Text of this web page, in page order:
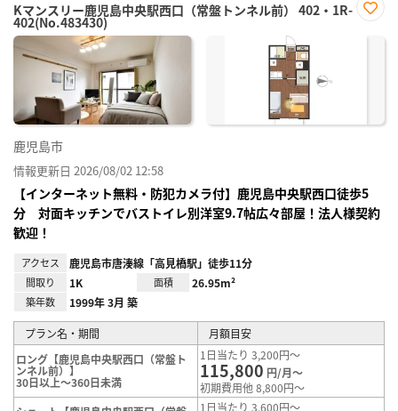
Kマンスリー鹿児島中央駅西口（常盤トンネル前） 402・1R-
402(No.483430)
に入
鹿児島市
情報更新日 2026/08/02 12:58
【インターネット無料・防犯カメラ付】鹿児島中央駅西口徒歩5
分 対面キッチンでバストイレ別洋室9.7帖広々部屋！法人様契約
歓迎！
アクセス 鹿児島市唐湊線「高見橋駅」徒歩11分
間取り 1K 面積 26.95m²
築年数 1999年 3月 築
プラン名・期間
月額目安
ロング【鹿児島中央駅西口（常盤ト
ンネル前）】
30日以上～360日未満
1日当たり 3,200円～
115,800 円/月～
初期費用他 8,800円～
1日当たり 3,600円～